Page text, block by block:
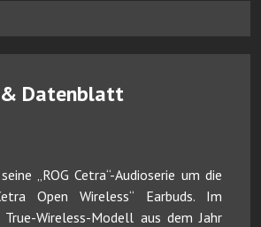
Datenblatt
„ROG Cetra“-Audioserie um die
Open Wireless“ Earbuds. Im
Wireless-Modell aus dem Jahr